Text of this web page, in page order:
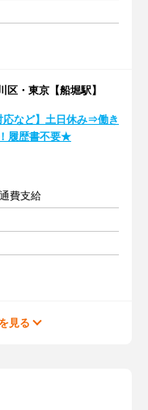
・東京【船堀駅】
応など】土日休み⇒働き
履歴書不要★
費支給
見る